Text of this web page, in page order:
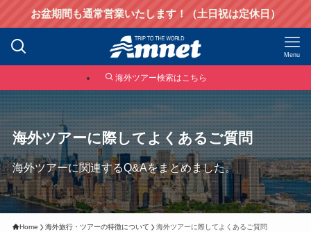
お盆期間も通常営業いたします！（土日祝は定休日）
Menu
海外ツアー検索はこちら
海外ツアーに際してよくあるご質問
海外ツアーに関連するQ&Aをまとめました。
Home 海外旅行・ツアーの特徴について 海外ツアーに際してよくあるご質問